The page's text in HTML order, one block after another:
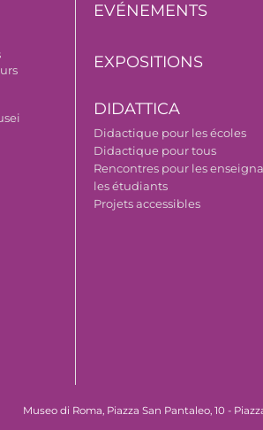
EVÉNEMENTS
EXPOSITIONS
DIDATTICA
Didactique pour les écoles
Didactique pour tous
Rencontres pour les
les étudiants
Projets accessibles
Museo di Roma, Piazza San Pantaleo, 10 -